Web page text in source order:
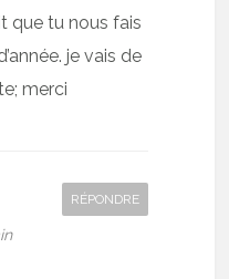
que tu nous fais
je vais de
merci
RÉPONDRE